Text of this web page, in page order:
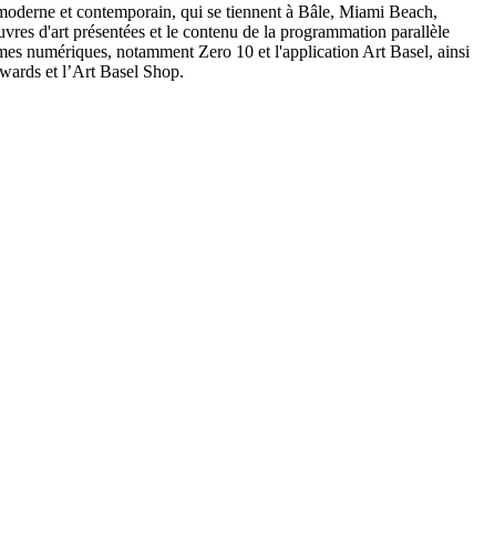
et contemporain, qui se tiennent à Bâle, Miami Beach,
d'art présentées et le contenu de la programmation parallèle
numériques, notamment Zero 10 et l'application Art Basel, ainsi
et l’Art Basel Shop.